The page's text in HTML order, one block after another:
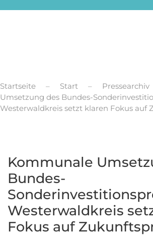
Startseite Start Pressearchiv
Umsetzung des Bundes-
Westerwaldkreis setzt klaren Fokus auf
Kommunale
Bundes-
Westerwaldkreis
Fokus auf